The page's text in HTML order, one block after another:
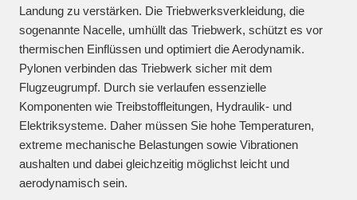
Landung zu verstärken. Die Triebwerksverkleidung, die
sogenannte Nacelle, umhüllt das Triebwerk, schützt es vor
thermischen Einflüssen und optimiert die Aerodynamik.
Pylonen verbinden das Triebwerk sicher mit dem
Flugzeugrumpf. Durch sie verlaufen essenzielle
Komponenten wie Treibstoffleitungen, Hydraulik- und
Elektriksysteme. Daher müssen Sie hohe Temperaturen,
extreme mechanische Belastungen sowie Vibrationen
aushalten und dabei gleichzeitig möglichst leicht und
aerodynamisch sein.